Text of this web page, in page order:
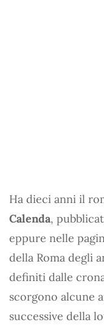
Ha dieci anni il
Calenda,
eppure nelle
della Roma degli
definiti dalle
scorgono alcune
successive della